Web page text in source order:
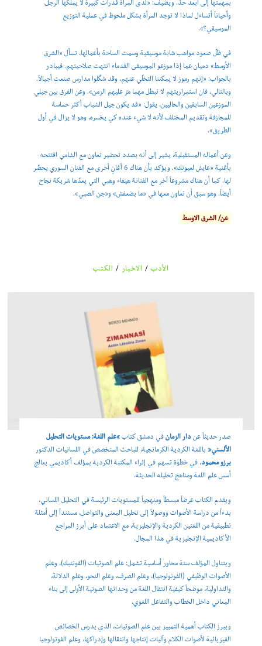
بمهمتها إلى أبعد حدّ. ويضيف: «لدى المرأة قدرات كبيرة لا يملكها الرجل.
وأحياناً أتساءل لماذا لا توجد المرأة بشكل ملحوظ في عملية التوزيع
الموسيقي؟».
في ظلّ صعود مواهب شابة موسيقية وسمت الساحة بأعمالها، تسأل «الشرق
الأوسط» دميان عما إذا موزعو الموسيقى القدماء انتهت صلاحيتهم. فيبادر
بالجواب: «إنهم رموز لا يمكننا التخلّي عنهم، وقد شكّلوا مدارس صنعت أجيالاً.
وبالتالي، فان استمراريتهم لا تبطل مهما مرّ عليهم الزمن». وعن الفرق بين جيلي
الموزعين السابقين والحاليين، يقول: «قد يكون جيل الشباب أكثر حماسة
للمجازفة وتقديم المختلف لأنه لا شيء عنده كي يخسره، وهو لا يزال في أول
الطريق».
وعن أعماله المستقبلية، يشير إلى أنه بصدد تحضير تعاون مع الشامي افتتحه
بأغنية «عايش لعيونك». ويؤكد بأن هناك 6 أغانٍ أخرى مع الفنان السوري يحضّر
لها. كما أن هناك مشروعاً آخر مع الفنانة هيفاء وهبي التي يعدّها شريكة نجاح
أيضاً. وهو سبق أن تعاون معها في «ما بضعفش» و«جن الصبي».
عن/ الشرق الاوسط
الأدب / الاخبار / الكتب
صدر حديثاً عندار الزمانفي دمشق كتاب“علم اللغة: مستويات التحليل
الألسني” باللغة الكردية الكرمانجية، للباحث المتخصص في اللسانيات الدكتور
برزو محمود، في خطوة تسهم في إثراء المكتبة الكردية بمؤلف أكاديمي يعالج
أسس علم اللغة ومناهج تحليله الحديثة.
ويقدم الكتاب عرضاً مبسطاً ومنهجياً للمستويات الرئيسة في التحليل اللساني،
بدءاً من دراسة الأصوات ووصولاً إلى تحليل المعنى والتواصل، مستنداً إلى أمثلة
تطبيقية من اللغتين الكردية والإنجليزية، مع الاعتماد على أبرز المراجع
الأكاديمية الإنجليزية في هذا المجال.
ويتناول المؤلف ستة محاور أساسية تشمل: علم الصوتيات (الفونتيك)، وعلم
الأصوات الوظيفي (الفونولوجيا)، وعلم الصرف، وعلم النحو، وعلم الدلالة،
والتداولية، موضحاً كيفية انتقال اللغة من وحداتها الصوتية الأولى إلى بناء
المعاني داخل الخطاب والتفاعل اللغوي.
ويبرز الكتاب أهمية التمييز بين علم الصوتيات، الذي يدرس الخصائص
الفيزيائية لأصوات الكلام وآليات إنتاجها وانتقالها وإدراكها، وعلم الفونولوجيا